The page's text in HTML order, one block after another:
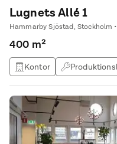
Lugnets Allé 1
Hammarby Sjöstad, Stockholm
400 m²
Kontor
Studio / atlejé